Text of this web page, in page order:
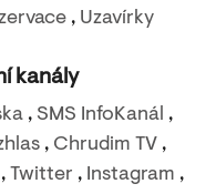
, Uzavírky
kanály
, SMS InfoKanál ,
, Chrudim TV ,
, Twitter , Instagram ,